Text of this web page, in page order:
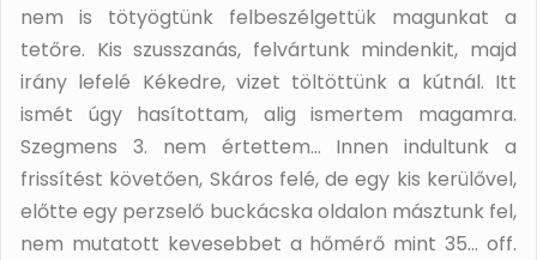
nem is tötyögtünk felbeszélgettük magunkat a
tetőre. Kis szusszanás, felvártunk mindenkit, majd
irány lefelé Kékedre, vizet töltöttünk a kútnál. Itt
ismét úgy hasítottam, alig ismertem magamra.
Szegmens 3. nem értettem… Innen indultunk a
frissítést követően, Skáros felé, de egy kis kerülővel,
előtte egy perzselő buckácska oldalon másztunk fel,
nem mutatott kevesebbet a hőmérő mint 35… off.